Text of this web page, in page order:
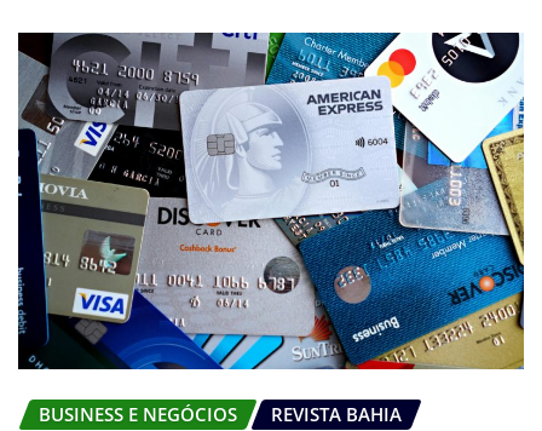
BUSINESS E NEGÓCIOS REVISTA BAHIA